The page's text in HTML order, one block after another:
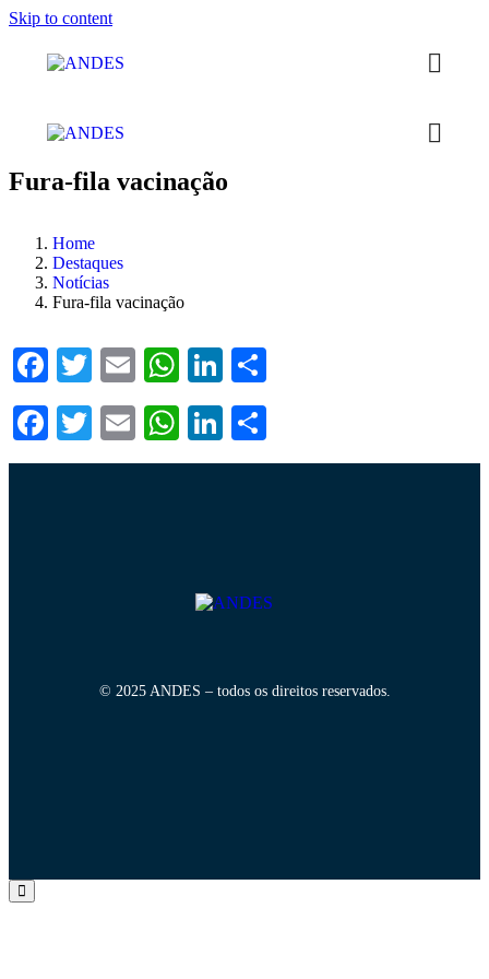
Skip to content
Fura-fila vacinação
Home
Destaques
Notícias
Fura-fila vacinação
Facebook
TwitterEmailWhatsApp
LinkedIn
Facebook
TwitterEmailWhatsApp
LinkedIn
© 2025 ANDES – todos os direitos reservados.